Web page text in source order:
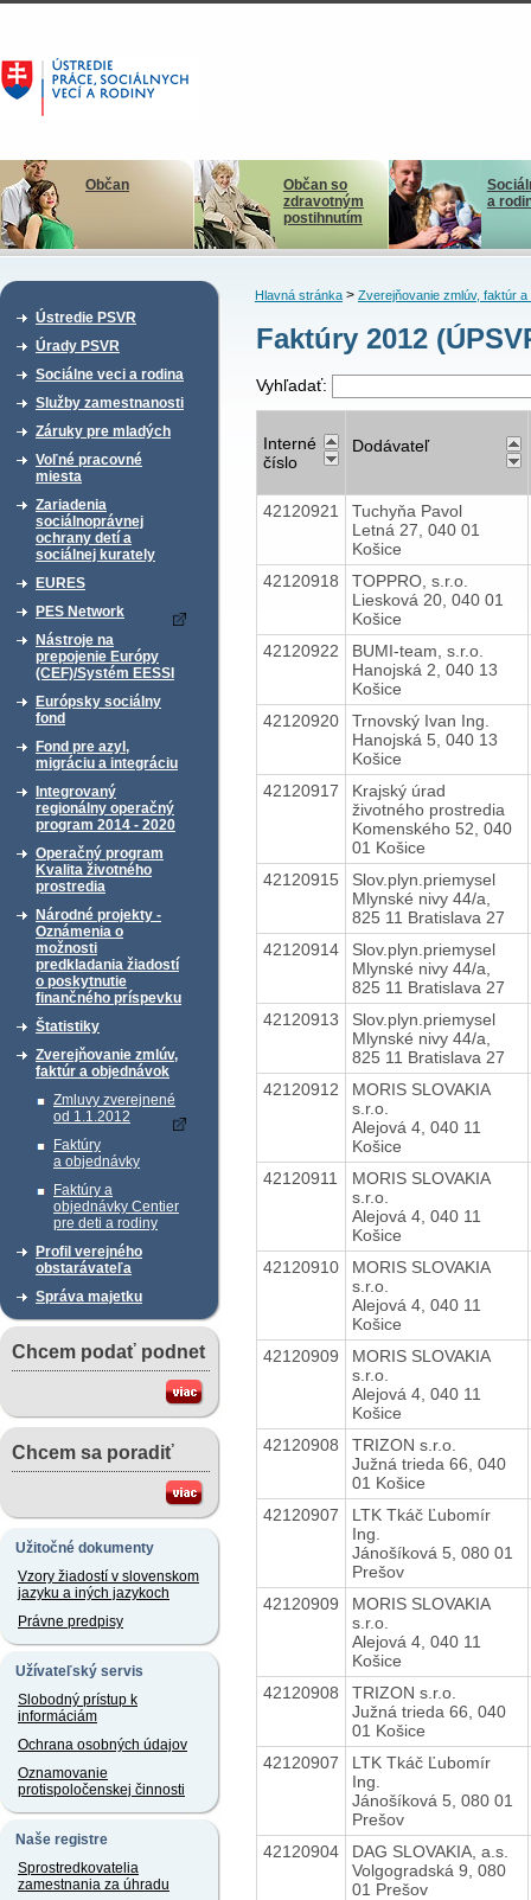
Občan
Občan so
zdravotným
postihnutím
a
Ústredie PSVR
Úrady PSVR
Sociálne veci a rodina
Služby zamestnanosti
Záruky pre mladých
Voľné pracovné
miesta
Zariadenia
sociálnoprávnej
ochrany detí a
sociálnej kurately
EURES
PES Network
Nástroje na
prepojenie Európy
(CEF)/Systém EESSI
Európsky sociálny
fond
Fond pre azyl,
migráciu a integráciu
Integrovaný
regionálny operačný
program 2014 - 2020
Operačný program
Kvalita životného
prostredia
Národné projekty -
Oznámenia o
možnosti
predkladania žiadostí
o poskytnutie
finančného príspevku
Štatistiky
Zverejňovanie zmlúv,
faktúr a objednávok
Zmluvy zverejnené
od 1.1.2012
Faktúry
a objednávky
Faktúry a
objednávky Centier
pre deti a rodiny
Profil verejného
obstarávateľa
Správa majetku
Chcem podať podnet
Chcem sa poradiť
Užitočné dokumenty
Vzory žiadostí v slovenskom
jazyku a iných jazykoch
Právne predpisy
Užívateľský servis
Slobodný prístup k
informáciám
Ochrana osobných údajov
Oznamovanie
protispoločenskej činnosti
Naše registre
Sprostredkovatelia
zamestnania za úhradu
Hlavná stránka> Zverejňovanie zmlúv, faktúr a
Faktúry 2012
Vyhľadať:
Interné
číslo
Dodávateľ
42120921
Tuchyňa Pavol
Letná 27, 040 01
Košice
42120918
TOPPRO, s.r.o.
Liesková 20, 040 01
Košice
42120922
BUMI-team, s.r.o.
Hanojská 2, 040 13
Košice
42120920
Trnovský Ivan Ing.
Hanojská 5, 040 13
Košice
42120917
Krajský úrad
životného prostredia
Komenského 52, 040
01 Košice
42120915
Slov.plyn.priemysel
Mlynské nivy 44/a,
825 11 Bratislava 27
42120914
Slov.plyn.priemysel
Mlynské nivy 44/a,
825 11 Bratislava 27
42120913
Slov.plyn.priemysel
Mlynské nivy 44/a,
825 11 Bratislava 27
42120912
MORIS SLOVAKIA
s.r.o.
Alejová 4, 040 11
Košice
42120911
MORIS SLOVAKIA
s.r.o.
Alejová 4, 040 11
Košice
42120910
MORIS SLOVAKIA
s.r.o.
Alejová 4, 040 11
Košice
42120909
MORIS SLOVAKIA
s.r.o.
Alejová 4, 040 11
Košice
42120908
TRIZON s.r.o.
Južná trieda 66, 040
01 Košice
42120907
LTK Tkáč Ľubomír
Ing.
Jánošíková 5, 080 01
Prešov
42120909
MORIS SLOVAKIA
s.r.o.
Alejová 4, 040 11
Košice
42120908
TRIZON s.r.o.
Južná trieda 66, 040
01 Košice
42120907
LTK Tkáč Ľubomír
Ing.
Jánošíková 5, 080 01
Prešov
42120904
DAG SLOVAKIA, a.s.
Volgogradská 9, 080
01 Prešov